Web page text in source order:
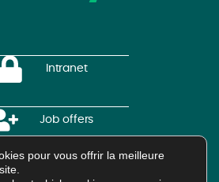
Intranet
Job offers
pour vous offrir la meilleure